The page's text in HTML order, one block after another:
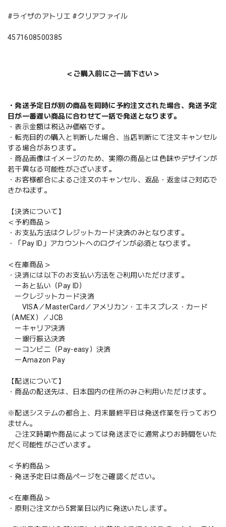
#ライザのアトリエ #クリアファイル
4571608500385
＜ご購入前にご一読下さい＞
・発送予定日が別の商品を同時に予約注文された場合、発送予定
日が一番遅い商品に合わせて一括で発送となります。
・表示金額は税込み価格です。
・転売目的の購入と判断した場合、当店判断にて注文キャンセル
する場合があります。
・商品画像はイメージのため、実際の商品とは色味やデザインが
若干異なる可能性がございます。
・お客様都合によるご注文のキャンセル、返品・返金はご対応で
きかねます。
【決済について】
＜予約商品＞
・お支払方法はクレジットカード決済のみとなります。
・「Pay ID」アカウントへのログインが必須となります。
＜在庫商品＞
・決済には以下のお支払い方法をご利用いただけます。
ーあと払い（Pay ID）
ークレジットカード決済
VISA／MasterCard／アメリカン・エキスプレス・カード
（AMEX）／JCB
ーキャリア決済
ー銀行振込決済
ーコンビニ（Pay-easy）決済
ーAmazon Pay
【配送について】
・商品の配送先は、日本国内の住所のみご利用いただけます。
※配送システムの都合上、月末最終平日は発送作業を行っており
ません。
ご注文時期や商品によっては発送までに通常よりお時間をいた
だく可能性がございます。
＜予約商品＞
・発送予定日は商品ページをご確認ください。
＜在庫商品＞
・原則ご注文から5営業日以内に発送いたします。